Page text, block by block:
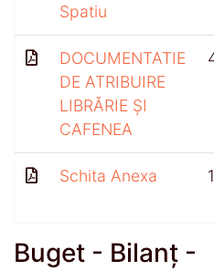
Spatiu
DOCUMENTATIE
DE ATRIBUIRE
LIBRĂRIE ȘI
CAFENEA
Schita Anexa
Buget - Bilanț -